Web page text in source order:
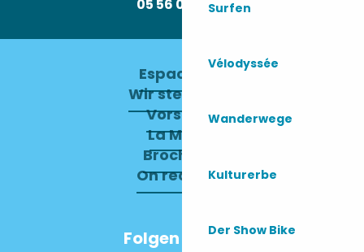
Surfen
Vélodyssée
Wanderwege
Kulturerbe
Der Show Bike
05 56 09 30 12
Espace pro
Wir stellen ein
Vorstand
La Mairie
Brochures
On recrute !
Folgen Sie uns